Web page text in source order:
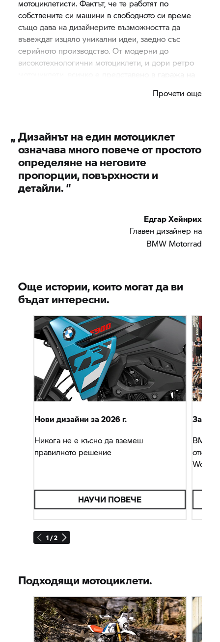
мотоциклетисти. Фактът, че те работят по
собствените си машини в свободното си време
също дава на дизайнерите възможността да
въвеждат изцяло уникални идеи, заедно със
серийното производство. От модерни до
високотехнологични мотоциклети, и дори ретро
да достигнат с въвеждането на дадена идея, като
Прочети още
„Дизайнът на един мотоциклет
означава много повече от простото
определяне на неговите
пропорции, повърхности и
детайли. “
Едгар Хейнрих
Главен дизайнер на
BMW Motorrad
Още истории, които могат да ви
бъдат интересни.
1 / 2
Нови дизайни за 2026 г.
Никога не е късно да вземеш
правилното решение
НАУЧИ ПОВЕЧЕ
BMW
Подходящи мотоциклети.